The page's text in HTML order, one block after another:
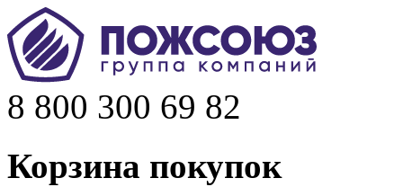
8 800 300 69 82
Корзина покупок